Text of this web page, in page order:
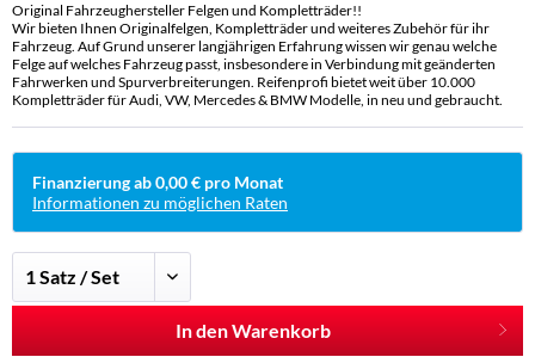
Original Fahrzeughersteller Felgen und Kompletträder!!
Wir bieten Ihnen Originalfelgen, Kompletträder und weiteres Zubehör für ihr
Fahrzeug. Auf Grund unserer langjährigen Erfahrung wissen wir genau welche
Felge auf welches Fahrzeug passt, insbesondere in Verbindung mit geänderten
Fahrwerken und Spurverbreiterungen. Reifenprofi bietet weit über 10.000
Kompletträder für Audi, VW, Mercedes & BMW Modelle, in neu und gebraucht.
Finanzierung ab 0,00 € pro Monat
Informationen zu möglichen Raten
In den Warenkorb